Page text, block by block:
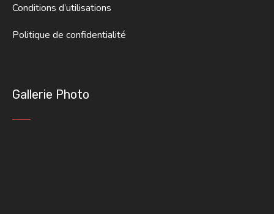
Conditions d’utilisations
Politique de confidentialité
Gallerie Photo